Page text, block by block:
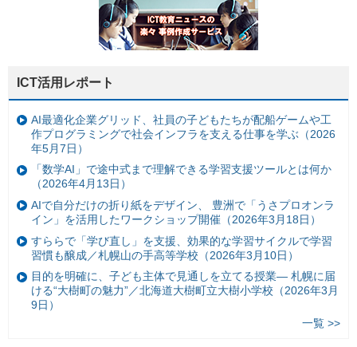
ICT活用レポート
AI最適化企業グリッド、社員の子どもたちが配船ゲームや工
作プログラミングで社会インフラを支える仕事を学ぶ（2026
年5月7日）
「数学AI」で途中式まで理解できる学習支援ツールとは何か
（2026年4月13日）
AIで自分だけの折り紙をデザイン、 豊洲で「うさプロオンラ
イン」を活用したワークショップ開催（2026年3月18日）
すららで「学び直し」を支援、効果的な学習サイクルで学習
習慣も醸成／札幌山の手高等学校（2026年3月10日）
目的を明確に、子ども主体で見通しを立てる授業— 札幌に届
ける“大樹町の魅力”／北海道大樹町立大樹小学校（2026年3月
9日）
一覧 >>